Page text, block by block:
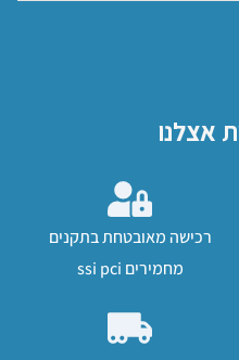
אצלנו
רכישה מאובטחת בתקנים
מחמירים ssi pci